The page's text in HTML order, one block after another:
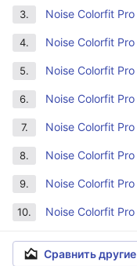
3. Noise Colorfit
4. Noise Colorfit
5. Noise Colorfit
6. Noise Colorfit
7. Noise Colorfit
8. Noise Colorfit
9. Noise Colorfit
10. Noise Colorfit
Сравнить